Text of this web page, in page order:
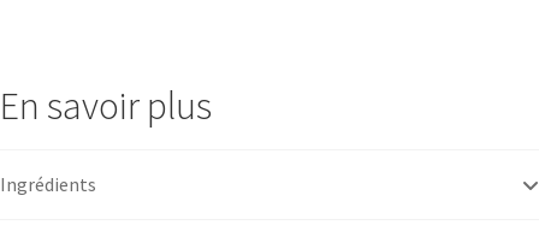
En savoir plus
Ingrédients